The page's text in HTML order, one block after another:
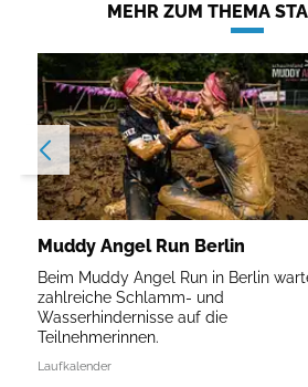
MEHR ZUM THEMA
Muddy Angel Run Berlin
Beim Muddy Angel Run in Berlin
zahlreiche Schlamm- und
Wasserhindernisse auf die
Teilnehmerinnen.
Laufkalender